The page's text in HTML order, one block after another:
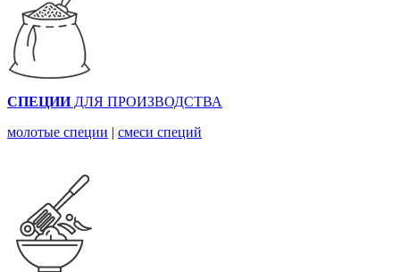
СПЕЦИИДЛЯ ПРОИЗВОДСТВА
молотые специи | смеси специй